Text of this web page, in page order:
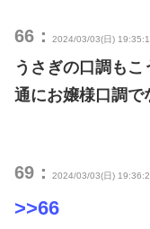
66： 2024/03/03(日)
うさぎの口調も
通にお嬢様口調で
69： 2024/03/03(日)
>>66